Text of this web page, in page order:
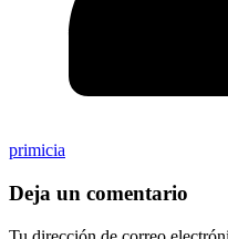
primicia
Deja un comentario